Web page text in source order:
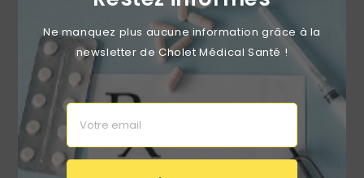
Ne manquez plus aucune information grâce à la
newsletter de Cholet Médical Santé !